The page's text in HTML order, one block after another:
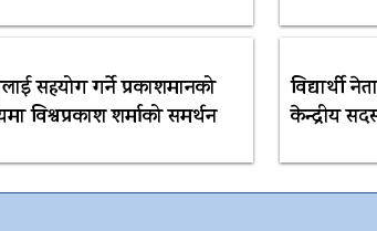
सहयोग गर्ने प्रकाशमानको
विश्वप्रकाश शर्माको समर्थन
विद्यार्थी
केन्द्रीय